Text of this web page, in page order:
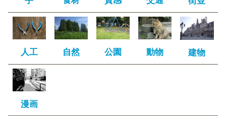
人工 自然 公園 動物 建物
漫画